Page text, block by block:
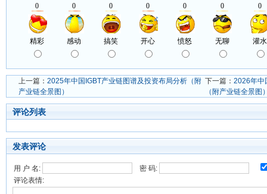
上一篇： 2025年中国IGBT产业链图谱及投资布局分析（附
产业链全景图）
下一篇： 2026年中
（附产业链全景图
评论列表
发表评论
用 户 名:
密 码:
评论表情: